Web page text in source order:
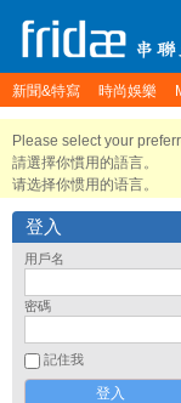
新聞&特寫 時尚娛樂
Please select your
請選擇你慣用的語言。
请选择你惯用的语言。
登入
用戶名
密碼
記住我